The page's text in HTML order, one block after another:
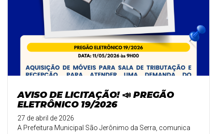
AVISO DE LICITAÇÃO! 📣 PREGÃO
ELETRÔNICO 19/2026
27 de abril de 2026
A Prefeitura Municipal São Jerônimo da Serra, comunica